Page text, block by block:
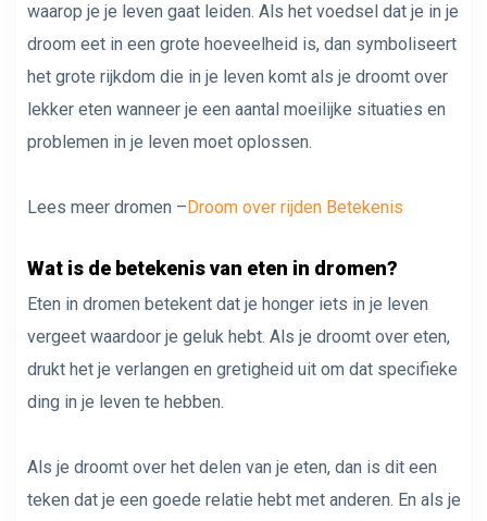
waarop je je leven gaat leiden. Als het voedsel dat je in je
droom eet in een grote hoeveelheid is, dan symboliseert
het grote rijkdom die in je leven komt als je droomt over
lekker eten wanneer je een aantal moeilijke situaties en
problemen in je leven moet oplossen.
Lees meer dromen –Droom over rijden Betekenis
Wat is de betekenis van eten in dromen?
Eten in dromen betekent dat je honger iets in je leven
vergeet waardoor je geluk hebt. Als je droomt over eten,
drukt het je verlangen en gretigheid uit om dat specifieke
ding in je leven te hebben.
Als je droomt over het delen van je eten, dan is dit een
teken dat je een goede relatie hebt met anderen. En als je